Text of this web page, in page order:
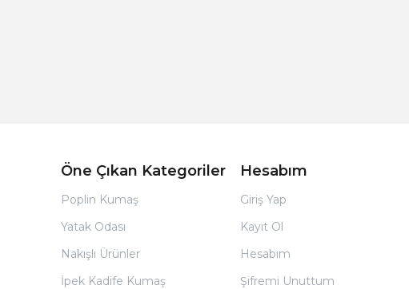
Öne Çıkan Kategoriler
Poplin Kumaş
Yatak Odası
Nakışlı Ürünler
İpek Kadife Kumaş
Hesabım
Giriş Yap
Kayıt Ol
Hesabım
Şifremi Unuttum